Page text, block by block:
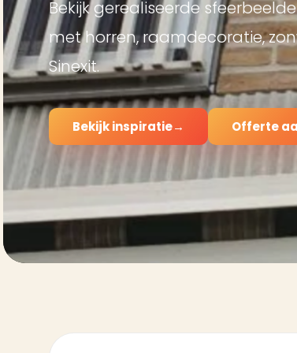
Bekijk gerealiseerde
met horren, raamdecoratie,
Sinexit.
Bekijk inspiratie→ Offerte